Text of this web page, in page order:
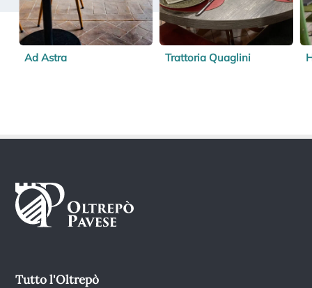
Ad Astra Trattoria Quaglini
Tutto l'Oltrepò